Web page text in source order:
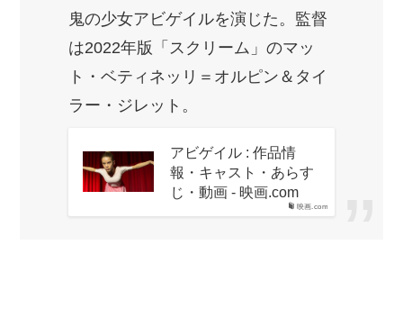
鬼の少女アビゲイルを演じた。監督
は2022年版「スクリーム」のマッ
ト・ベティネッリ＝オルピン＆タイ
ラー・ジレット。
映画.com
アビゲイル : 作品情
報・キャスト・あらす
じ・動画 - 映画.com